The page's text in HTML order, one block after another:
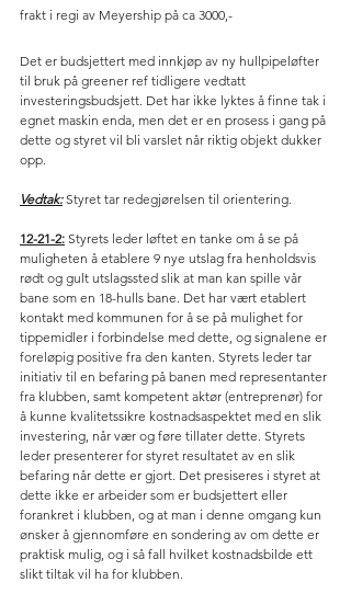
frakt i regi av Meyership på ca 3000,-
Det er budsjettert med innkjøp av ny hullpipeløfter
til bruk på greener ref tidligere vedtatt
investeringsbudsjett. Det har ikke lyktes å finne tak i
egnet maskin enda, men det er en prosess i gang på
dette og styret vil bli varslet når riktig objekt dukker
opp.
Vedtak: Styret tar redegjørelsen til orientering.
12-21-2: Styrets leder løftet en tanke om å se på
muligheten å etablere 9 nye utslag fra henholdsvis
rødt og gult utslagssted slik at man kan spille vår
bane som en 18-hulls bane. Det har vært etablert
kontakt med kommunen for å se på mulighet for
tippemidler i forbindelse med dette, og signalene er
foreløpig positive fra den kanten. Styrets leder tar
initiativ til en befaring på banen med representanter
fra klubben, samt kompetent aktør (entreprenør) for
å kunne kvalitetssikre kostnadsaspektet med en slik
investering, når vær og føre tillater dette. Styrets
leder presenterer for styret resultatet av en slik
befaring når dette er gjort. Det presiseres i styret at
dette ikke er arbeider som er budsjettert eller
forankret i klubben, og at man i denne omgang kun
ønsker å gjennomføre en sondering av om dette er
praktisk mulig, og i så fall hvilket kostnadsbilde ett
slikt tiltak vil ha for klubben.